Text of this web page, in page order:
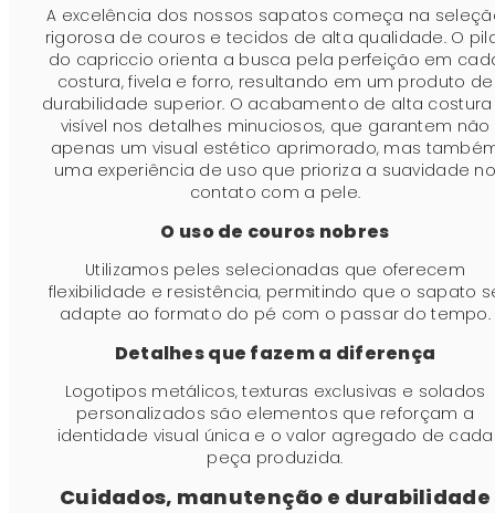
A excelência dos nossos sapatos começa na
rigorosa de couros e tecidos de alta qualidade. O
do capriccio orienta a busca pela perfeição em
costura, fivela e forro, resultando em um produto de
durabilidade superior. O acabamento de alta
visível nos detalhes minuciosos, que garantem não
apenas um visual estético aprimorado, mas
uma experiência de uso que prioriza a suavidade no
contato com a pele.
O uso de couros nobres
Utilizamos peles selecionadas que oferecem
flexibilidade e resistência, permitindo que o sapato
adapte ao formato do pé com o passar do tempo.
Detalhes que fazem a diferença
Logotipos metálicos, texturas exclusivas e solados
personalizados são elementos que reforçam a
identidade visual única e o valor agregado de cada
peça produzida.
Cuidados, manutenção e durabilidade